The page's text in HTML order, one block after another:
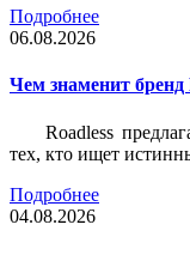
Подробнее
06.08.2026
Чем знаменит бренд
Roadless
тех, кто ищет
Подробнее
04.08.2026